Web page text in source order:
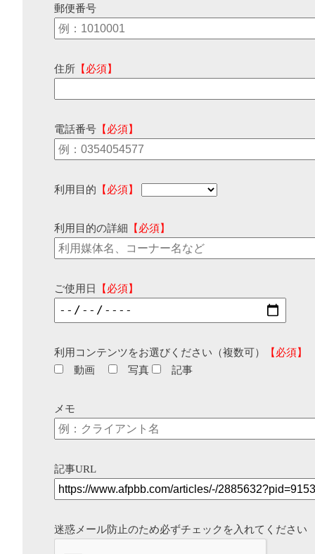
郵便番号
住所 【必須】
電話番号 【必須】
利用目的 【必須】
利用目的の詳細 【必須】
ご使用日 【必須】
利用コンテンツをお選びください（複数可）
【必須】
動画
写真 記事
メモ
記事URL
迷惑メール防止のため必ずチェックを入れてください